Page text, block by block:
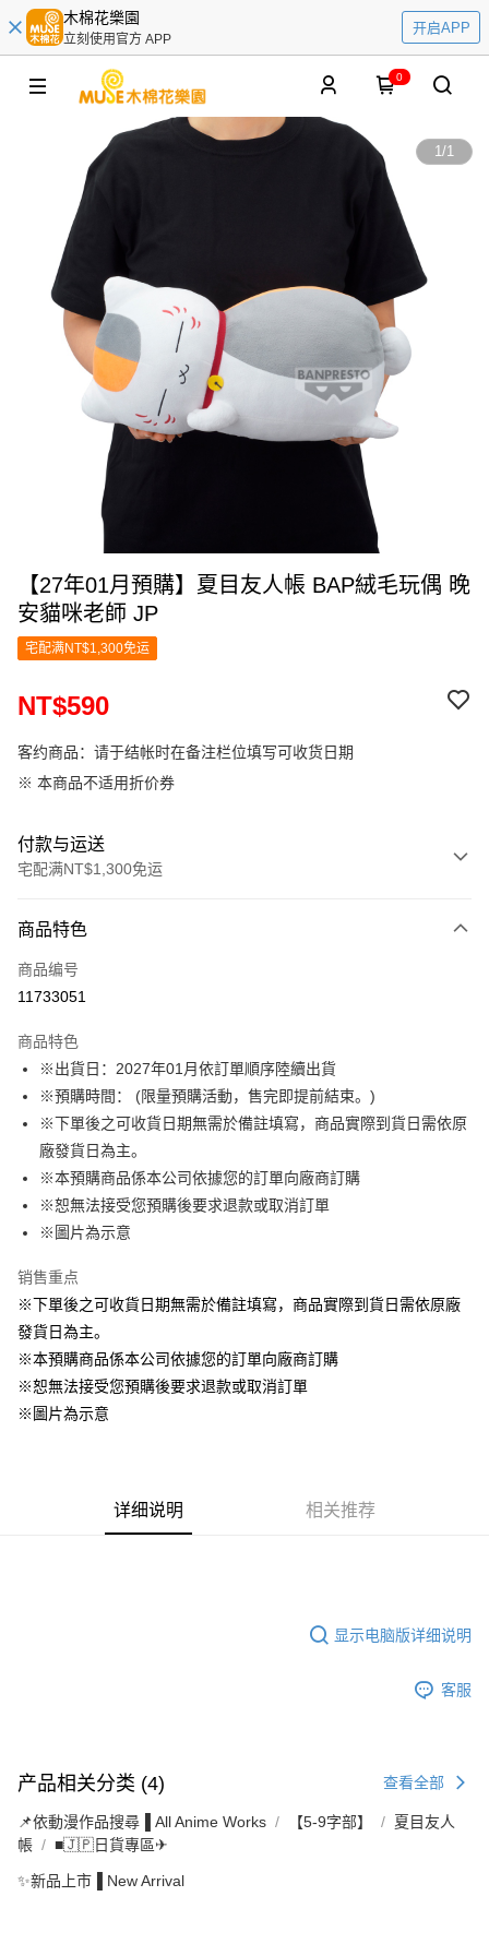
木棉花樂園
立刻使用官方 APP
开启APP
0
1/1
【27年01月預購】夏目友人帳 BAP絨毛玩偶 晚
安貓咪老師 JP
宅配满NT$1,300免运
NT$590
客约商品：请于结帐时在备注栏位填写可收货日期
※ 本商品不适用折价券
付款与运送
宅配满NT$1,300免运
信用卡一次付款
LINE Pay
悠遊付
Google Pay
ATM付款
运送方式
預購訂單-宅配專用(🔺不同預購月份建議分開結帳，避免整筆訂單等
每笔NT$100，满NT$1,300(含以上)免运费
預購訂單-離島宅配專用-(澎湖/金門/馬祖)(🔺不同預購月份建議分開
結帳，避免整筆訂單等超久)
每笔NT$220
商品特色
商品编号
11733051
商品特色
※出貨日：2027年01月依訂單順序陸續出貨
※預購時間： (限量預購活動，售完即提前結束。)
※下單後之可收貨日期無需於備註填寫，商品實際到貨日需依原
廠發貨日為主。
※本預購商品係本公司依據您的訂單向廠商訂購
※恕無法接受您預購後要求退款或取消訂單
※圖片為示意
销售重点
※下單後之可收貨日期無需於備註填寫，商品實際到貨日需依原廠
發貨日為主。
※本預購商品係本公司依據您的訂單向廠商訂購
※恕無法接受您預購後要求退款或取消訂單
※圖片為示意
详细说明 相关推荐
显示电脑版详细说明
客服
产品相关分类 (4) 查看全部
📌依動漫作品搜尋▐ All Anime Works 【5-9字部】
夏目友人
帳
■🇯🇵日貨專區✈
✨新品上市▐ New Arrival